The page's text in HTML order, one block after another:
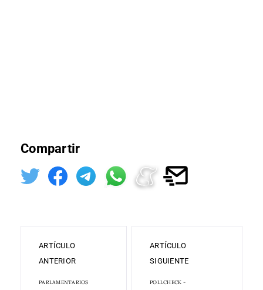
Compartir
ARTÍCULO
ANTERIOR
PARLAMENTARIOS
ARTÍCULO
SIGUIENTE
POLLCHECK -